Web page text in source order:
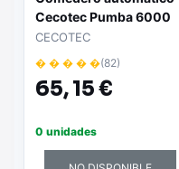
Cecotec Pumba 6000
Purrfect Meal Smart
Vision - 6L | Cámara HD
| WiFi | Acero Inoxidable
CECOTEC
� � � � �(82)
65,15 €
0 unidades